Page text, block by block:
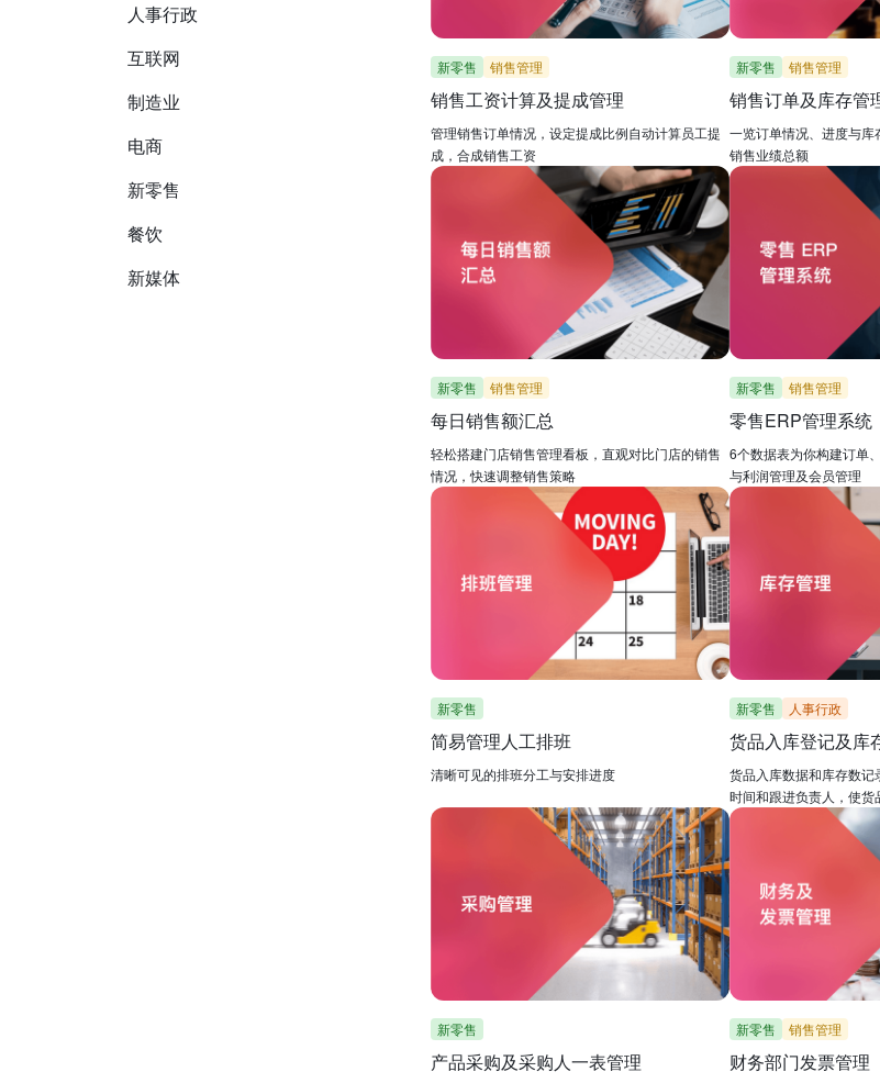
人事行政
互联网
制造业
电商
新零售
餐饮
新媒体
新零售 销售管理
销售工资计算及提成管理
管理销售订单情况，设定提成比例自动计算员工提
成，合成销售工资
新零售 销售管理
销售订单及库存管
一览订单情况、进度与
销售业绩总额
新零售 销售管理
每日销售额汇总
轻松搭建门店销售管理看板，直观对比门店的销售
情况，快速调整销售策略
新零售 销售管理
零售ERP管理系统
6个数据表为你构建订单
与利润管理及会员管理
新零售
简易管理人工排班
清晰可见的排班分工与安排进度
新零售 人事行政
货品入库登记及库
货品入库数据和库存数
时间和跟进负责人，使
新零售
产品采购及采购人一表管理
新零售 销售管理
财务部门发票管理